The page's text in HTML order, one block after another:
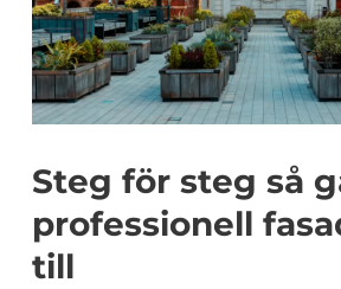
Steg för steg så
professionell
till